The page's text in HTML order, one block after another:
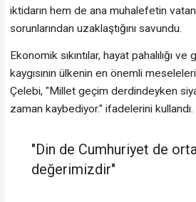
iktidarın hem de ana muhalefetin
sorunlarından uzaklaştığını savundu.
Ekonomik sıkıntılar, hayat pahalılığı
kaygısının ülkenin en önemli
Çelebi, "Millet geçim derdindeyken
zaman kaybediyor." ifadelerini kullandı.
"Din de Cumhuriyet de
değerimizdir"